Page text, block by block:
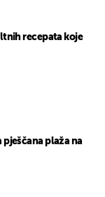
recepata koje
plaža na